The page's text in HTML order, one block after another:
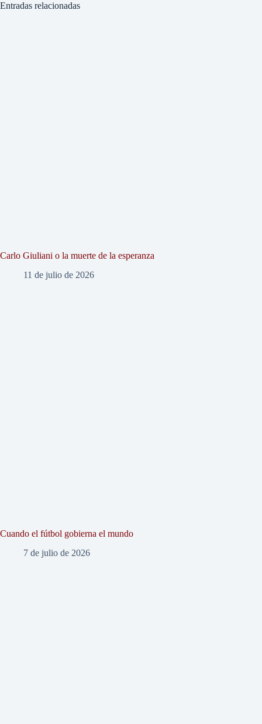
Entradas relacionadas
Carlo Giuliani o la muerte de la esperanza
11 de julio de 2026
Cuando el fútbol gobierna el mundo
7 de julio de 2026